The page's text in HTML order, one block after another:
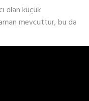
olan küçük
mevcuttur, bu da